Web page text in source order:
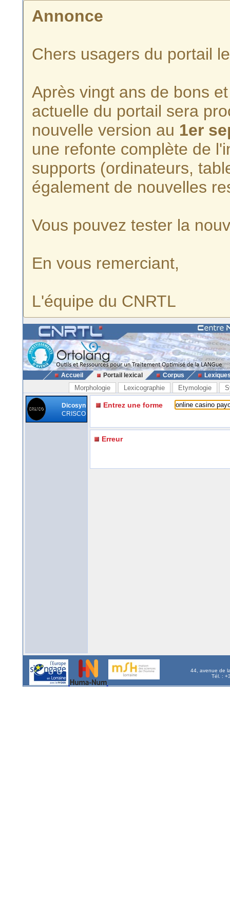
Annonce
Chers usagers du portail
Après vingt ans de bons
actuelle du portail sera
nouvelle version au 1er
une refonte complète de
supports (ordinateurs,
également de nouvelles
Vous pouvez tester la
En vous remerciant,
L'équipe du CNRTL
Accueil Portail lexical Corpus
Morphologie Lexicographie Etymologie
Dicosyn
CRISCO
Entrez une forme
Erreur
44, avenue de
Tél. :